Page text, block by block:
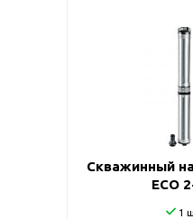
Скважинный
ECO
1